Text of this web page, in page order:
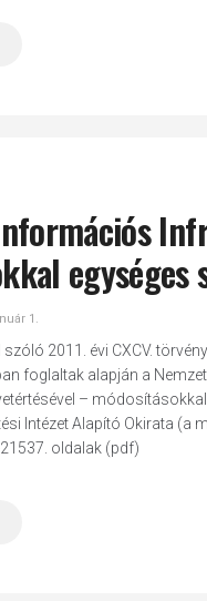
egységes
1.
2011. évi CXCV.
foglaltak alapján a
–
Intézet Alapító Okirata (a
oldalak (pdf)